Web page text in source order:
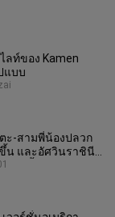
ลท์ของ Kamen
แบบ
ะ-สามพี่น้องปลวก
น และอัศวินราชินีบี
ตัวขึ้น